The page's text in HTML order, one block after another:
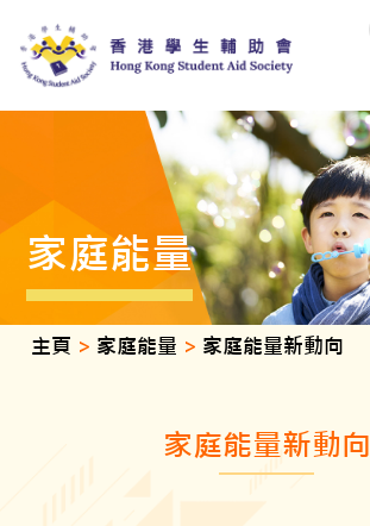
家庭能量
主頁 > 家庭能量 > 家庭能量新動向
家庭能量新動向